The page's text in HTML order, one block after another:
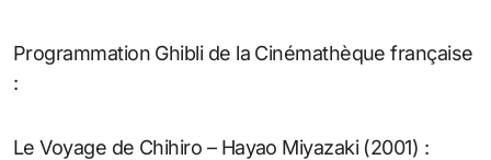
Programmation Ghibli de la Cinémathèque française
:
Le Voyage de Chihiro – Hayao Miyazaki (2001) :